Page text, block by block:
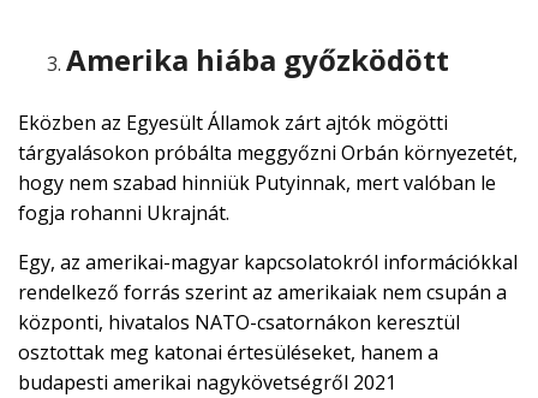
Amerika hiába győzködött
Eközben az Egyesült Államok zárt ajtók mögötti
tárgyalásokon próbálta meggyőzni Orbán környezetét,
hogy nem szabad hinniük Putyinnak, mert valóban le
fogja rohanni Ukrajnát.
Egy, az amerikai-magyar kapcsolatokról információkkal
rendelkező forrás szerint az amerikaiak nem csupán a
központi, hivatalos NATO-csatornákon keresztül
osztottak meg katonai értesüléseket, hanem a
budapesti amerikai nagykövetségről 2021